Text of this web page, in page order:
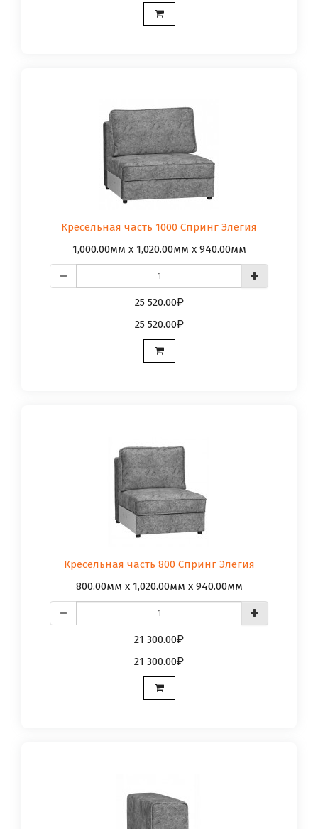
Кресельная часть 1000 Спринг Элегия
1,000.00мм x 1,020.00мм x 940.00мм
25 520.00
25 520.00
Кресельная часть 800 Спринг Элегия
800.00мм x 1,020.00мм x 940.00мм
21 300.00
21 300.00